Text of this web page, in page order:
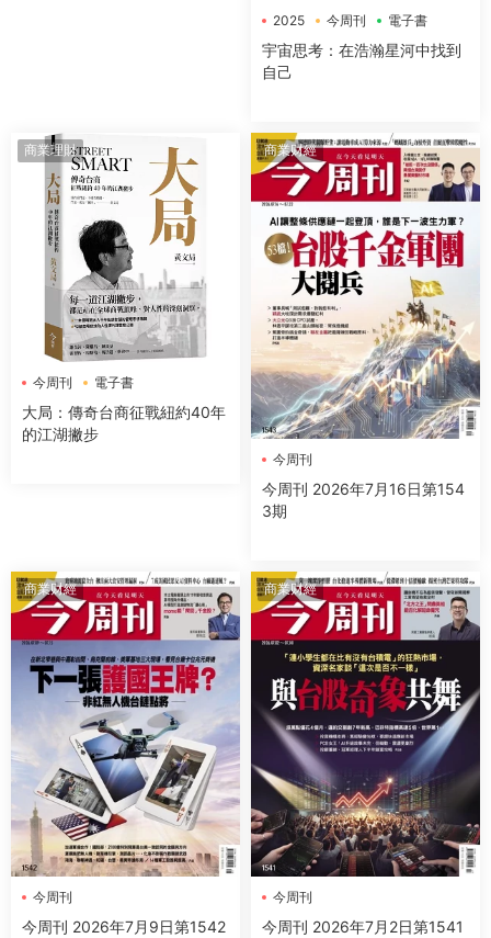
2025 今周刊 電子書
宇宙思考：在浩瀚星河中找到
自己
商業理財
今周刊 電子書
大局：傳奇台商征戰紐約40年
的江湖撇步
商業财經
今周刊
今周刊 2026年7月16日第154
3期
商業财經
今周刊
今周刊 2026年7月9日第1542
商業财經
今周刊
今周刊 2026年7月2日第1541